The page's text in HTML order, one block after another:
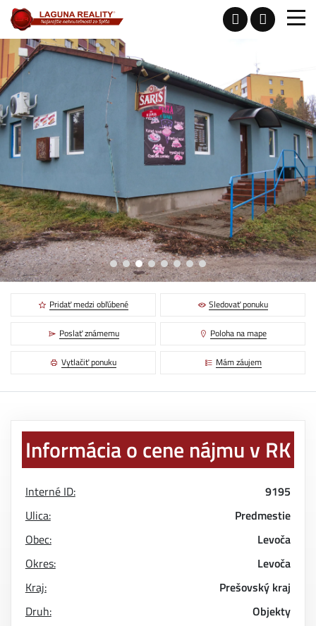
Pridať medzi obľúbené Sledovať ponuku
Poslať známemu Poloha na mape
Vytlačiť ponuku Mám záujem
Informácia o cene nájmu v RK
Interné ID:
9195
Ulica:
Predmestie
Obec:
Levoča
Okres:
Levoča
Kraj:
Prešovský kraj
Druh:
Objekty